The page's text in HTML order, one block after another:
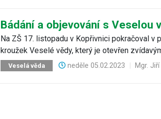
Bádání a objevování s Veselou
Na ZŠ 17. listopadu v Kopřivnici pokračoval v
kroužek Veselé vědy, který je otevřen
Veselá věda neděle 05.02.2023 Mgr.